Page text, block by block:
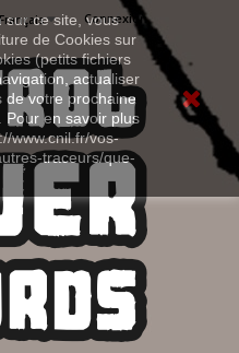
sur ce site, vous
de Cookies sur
(petits fichiers
actualiser
de votre prochaine
Pour en savoir plus
www.cnil.fr/vos-
traceurs/que-
Connexion